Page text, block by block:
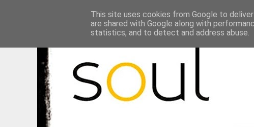
This site uses cookies from Google to
are shared with Google along with
statistics, and to detect and address abuse.